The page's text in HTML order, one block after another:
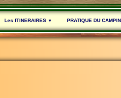
Les ITINERAIRES ▼ PRATIQUE DU